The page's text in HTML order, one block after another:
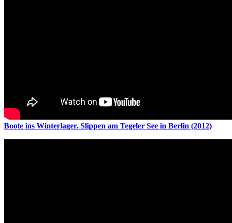
Boote ins Winterlager. Slippen am Tegeler See in Berlin (2012)